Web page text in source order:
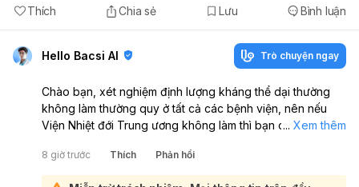
Thích Chia sẻ Lưu Bình luận
Hello Bacsi AI Trò chuyện ngay
Chào bạn, xét nghiệm định lượng kháng thể dại thường
không làm thường quy ở tất cả các bệnh viện, nên nếu
Viện Nhiệt đới Trung ương không làm thì bạn có thể liên
dịch/vi sinh chuyên sâu ở Hà Nội để hỏi trực tiếp trước khi
đến. Bạn nên mang theo sổ tiêm vắc xin, ghi rõ loại vắc
... Xem thêm
8 giờ trước Thích Phản hồi